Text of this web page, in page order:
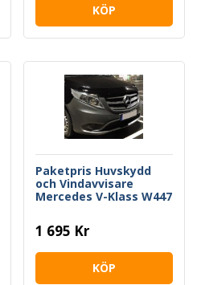
KÖP
Paketpris Huvskydd
och Vindavvisare
Mercedes V-Klass W447
1 695 Kr
KÖP